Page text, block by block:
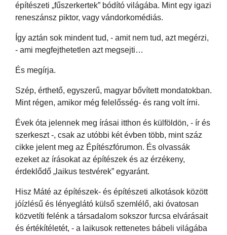
építészeti „fűszerkertek” bódító világába. Mint egy igazi
reneszánsz piktor, vagy vándorkomédiás.
Így aztán sok mindent tud, - amit nem tud, azt megérzi,
- ami megfejthetetlen azt megsejti…
És megírja.
Szép, érthető, egyszerű, magyar bővített mondatokban.
Mint régen, amikor még felelősség- és rang volt írni.
Évek óta jelennek meg írásai itthon és külföldön, - ír és
szerkeszt -, csak az utóbbi két évben több, mint száz
cikke jelent meg az Építészfórumon. És olvassák
ezeket az írásokat az építészek és az érzékeny,
érdeklődő „laikus testvérek” egyaránt.
Hisz Máté az építészek- és építészeti alkotások között
jóízlésű és lényeglátó külső szemlélő, aki óvatosan
közvetíti felénk a társadalom sokszor furcsa elvárásait
és értékítéletét, - a laikusok rettenetes bábeli világába